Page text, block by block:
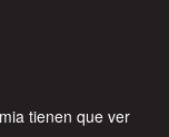
tienen que ver